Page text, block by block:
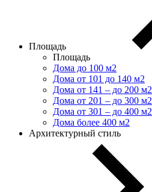
Площадь
Площадь
Дома до 100 м2
Дома от 101 до 140 м2
Дома от 141 – до 200 м2
Дома от 201 – до 300 м2
Дома от 301 – до 400 м2
Дома более 400 м2
Архитектурный стиль